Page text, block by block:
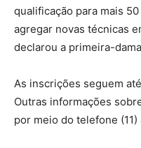
qualificação para mais
agregar novas técnicas
declarou a primeira-
As inscrições seguem
Outras informações
por meio do telefone